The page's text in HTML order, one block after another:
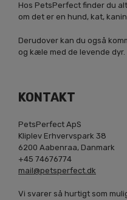
Hos PetsPerfect finder du
om det er en hund, kat,
Derudover kan du også
og kæle med de levende dyr.
KONTAKT
PetsPerfect ApS
Kliplev Erhvervspark 38
6200 Aabenraa, Danmark
+45 74676774
mail@petsperfect.dk
Vi svarer så hurtigt som